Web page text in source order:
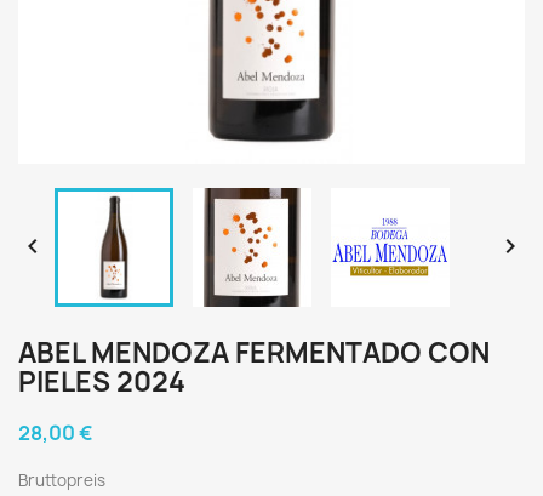
 
ABEL MENDOZA FERMENTADO CON
PIELES 2024
28,00 €
Bruttopreis